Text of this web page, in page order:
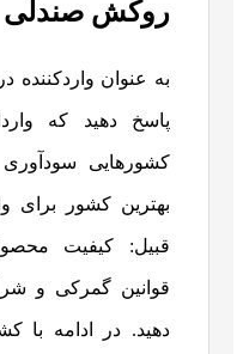
روکش صندلی
به عنوان واردکننده
پاسخ دهید که
کشورهایی سودآوری
بهترین کشور برای
قبیل: کیفیت
قوانین گمرکی و
دهید. در ادامه با